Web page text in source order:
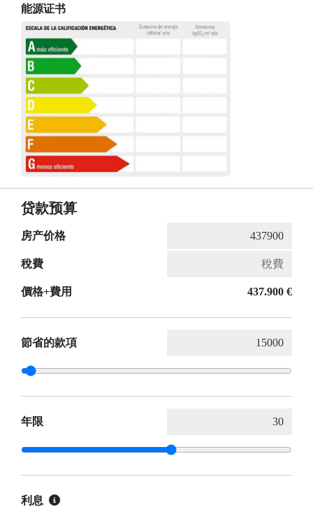
能源证书
贷款预算
房产价格
稅費
價格+費用 437.900 €
節省的款項
年限
利息